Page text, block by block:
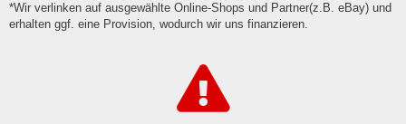
*Wir verlinken auf ausgewählte Online-Shops und Partner(z.B. eBay) und
erhalten ggf. eine Provision, wodurch wir uns finanzieren.